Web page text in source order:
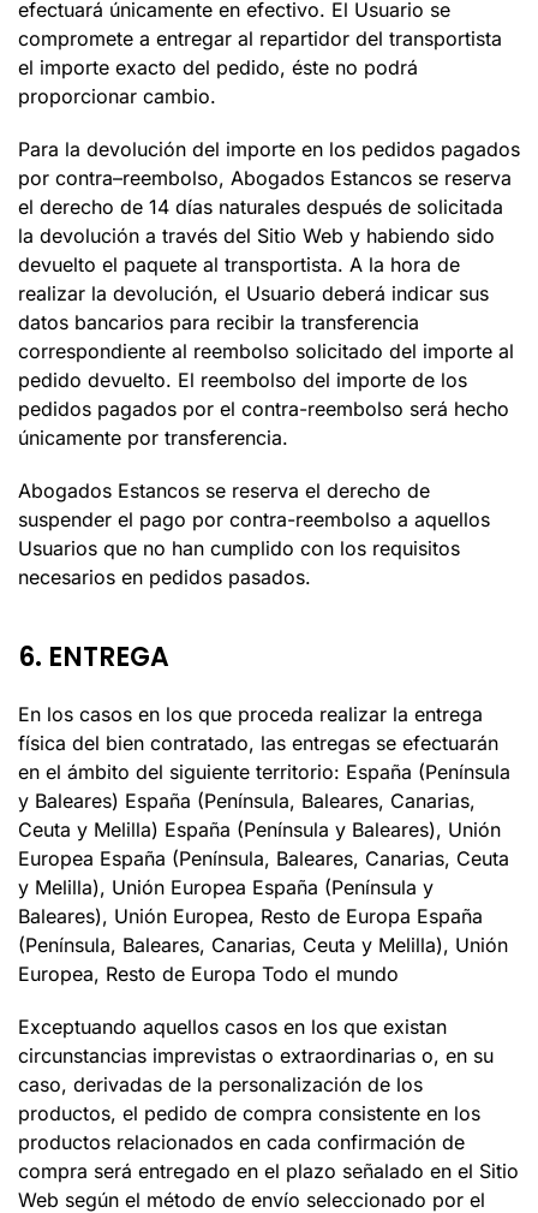
efectuará únicamente en efectivo. El Usuario se
compromete a entregar al repartidor del transportista
el importe exacto del pedido, éste no podrá
proporcionar cambio.
Para la devolución del importe en los pedidos pagados
por contra–reembolso, Abogados Estancos se reserva
el derecho de 14 días naturales después de solicitada
la devolución a través del Sitio Web y habiendo sido
devuelto el paquete al transportista. A la hora de
realizar la devolución, el Usuario deberá indicar sus
datos bancarios para recibir la transferencia
correspondiente al reembolso solicitado del importe al
pedido devuelto. El reembolso del importe de los
pedidos pagados por el contra-reembolso será hecho
únicamente por transferencia.
Abogados Estancos se reserva el derecho de
suspender el pago por contra-reembolso a aquellos
Usuarios que no han cumplido con los requisitos
necesarios en pedidos pasados.
6. ENTREGA
En los casos en los que proceda realizar la entrega
física del bien contratado, las entregas se efectuarán
en el ámbito del siguiente territorio: España (Península
y Baleares) España (Península, Baleares, Canarias,
Ceuta y Melilla) España (Península y Baleares), Unión
Europea España (Península, Baleares, Canarias, Ceuta
y Melilla), Unión Europea España (Península y
Baleares), Unión Europea, Resto de Europa España
(Península, Baleares, Canarias, Ceuta y Melilla), Unión
Europea, Resto de Europa Todo el mundo
Exceptuando aquellos casos en los que existan
circunstancias imprevistas o extraordinarias o, en su
caso, derivadas de la personalización de los
productos, el pedido de compra consistente en los
productos relacionados en cada confirmación de
compra será entregado en el plazo señalado en el Sitio
Web según el método de envío seleccionado por el